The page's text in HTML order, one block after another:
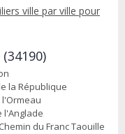
ville par ville pour
la République
l'Anglade
du Franc Taouille